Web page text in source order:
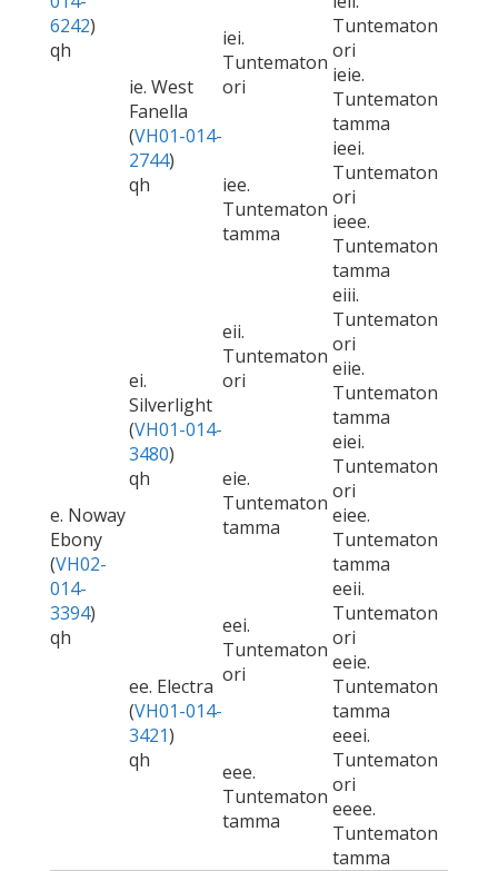
6242)
qh
ie. West
Fanella
(VH01-014-
2744)
qh
iei.
Tuntematon
ori
Tuntematon
ori
ieie.
Tuntematon
tamma
iee.
Tuntematon
tamma
ieei.
Tuntematon
ori
ieee.
Tuntematon
tamma
e. Noway
Ebony
(VH02-
014-
3394)
qh
ei.
Silverlight
(VH01-014-
3480)
qh
eii.
Tuntematon
ori
eiii.
Tuntematon
ori
eiie.
Tuntematon
tamma
eie.
Tuntematon
tamma
eiei.
Tuntematon
ori
eiee.
Tuntematon
tamma
ee. Electra
(VH01-014-
3421)
qh
eei.
Tuntematon
ori
eeii.
Tuntematon
ori
eeie.
Tuntematon
tamma
eee.
Tuntematon
tamma
eeei.
Tuntematon
ori
eeee.
Tuntematon
tamma